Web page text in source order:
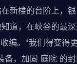
新楼的台阶上，
道，在峡谷的最
编。"我们得变得
，加固 庭院 的